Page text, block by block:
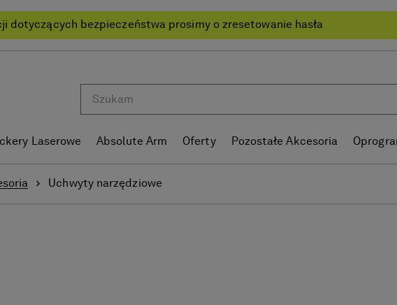
dotyczących bezpieczeństwa prosimy o zresetowanie hasła
Laserowe Absolute Arm Oferty Pozostałe Akcesoria
Uchwyty narzędziowe